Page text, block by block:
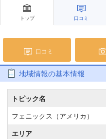
トップ 口コミ
口コミ
地域情報の基本情報
トピック名
フェニックス（アメリカ）
エリア